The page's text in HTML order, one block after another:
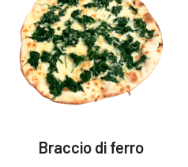
Braccio di ferro